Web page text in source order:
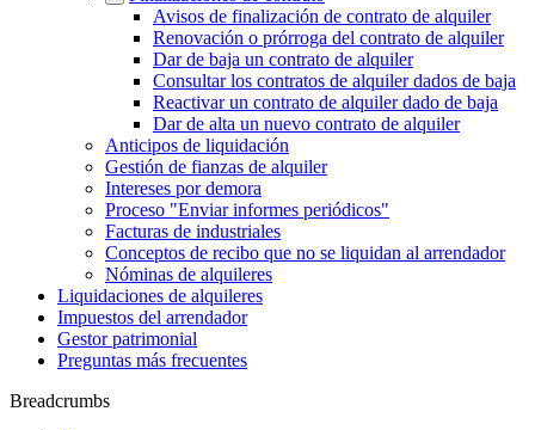
Avisos de finalización de contrato de alquiler
Renovación o prórroga del contrato de alquiler
Dar de baja un contrato de alquiler
Consultar los contratos de alquiler dados de baja
Reactivar un contrato de alquiler dado de baja
Dar de alta un nuevo contrato de alquiler
Anticipos de liquidación
Gestión de fianzas de alquiler
Intereses por demora
Proceso "Enviar informes periódicos"
Facturas de industriales
Conceptos de recibo que no se liquidan al arrendador
Nóminas de alquileres
Liquidaciones de alquileres
Impuestos del arrendador
Gestor patrimonial
Preguntas más frecuentes
Breadcrumbs